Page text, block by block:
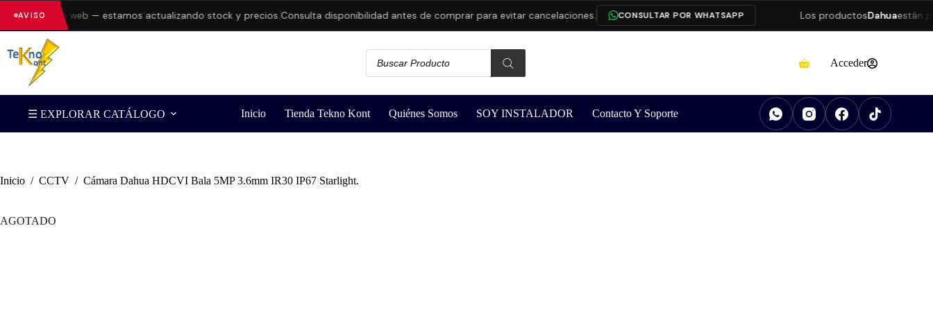
AVISO
en la web — estamos actualizando stock y precios.Consulta disponibilidad antes de comprar para evitar cancelaciones. CONSULTAR POR WHATSAPP Los productosDahuaestán
Acceder
☰ EXPLORAR CATÁLOGO Inicio Tienda Tekno Kont Quiénes Somos SOY INSTALADOR Contacto Y Soporte
Inicio / CCTV / Cámara Dahua HDCVI Bala 5MP 3.6mm IR30 IP67 Starlight.
AGOTADO